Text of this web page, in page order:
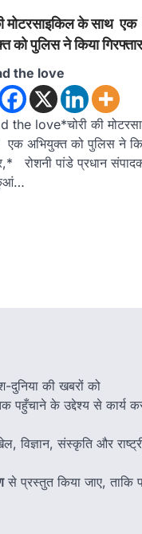
मोटरसाइकिल के साथ एक
को पुलिस ने किया
the love
the love*चोरी की
अभियुक्त को पुलिस ने
रोशनी पांडे प्रधान
दुनिया की खबरों को
पहुँचाने के उद्देश्य से कार्य
विज्ञान, संस्कृति और
से प्रस्तुत किया जाए, ताकि